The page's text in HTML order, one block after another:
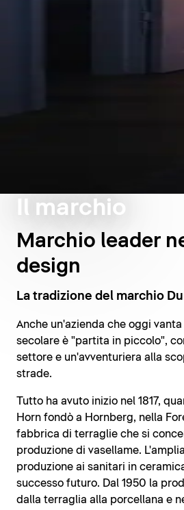
Il marchio
Marchio leader
design
La tradizione del marchio
Anche un'azienda che oggi
secolare è "partita in piccolo",
settore e un'avventuriera alla
strade.
Tutto ha avuto inizio nel 1817,
Horn fondò a Hornberg, nella
fabbrica di terraglie che si
produzione di vasellame.
produzione ai sanitari in
successo futuro. Dal 1950 la
dalla terraglia alla porcellana e